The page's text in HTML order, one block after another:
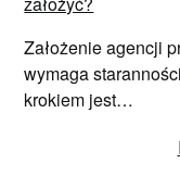
Założenie agencji
wymaga
krokiem jest…